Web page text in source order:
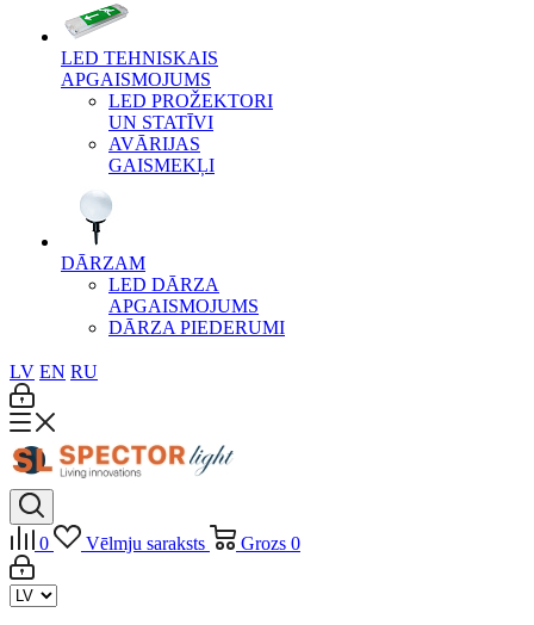
LED TEHNISKAIS
APGAISMOJUMS
LED PROŽEKTORI
UN STATĪVI
AVĀRIJAS
GAISMEKĻI
DĀRZAM
LED DĀRZA
APGAISMOJUMS
DĀRZA PIEDERUMI
LV EN RU
0 Vēlmju saraksts Grozs 0